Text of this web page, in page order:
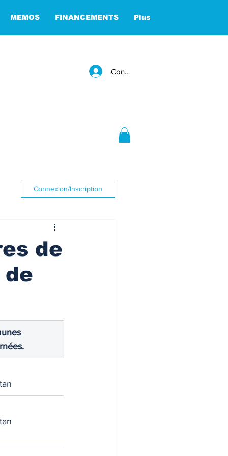
MEMOS FINANCEMENTS Plus
Connexion
Connexion/Inscription
de